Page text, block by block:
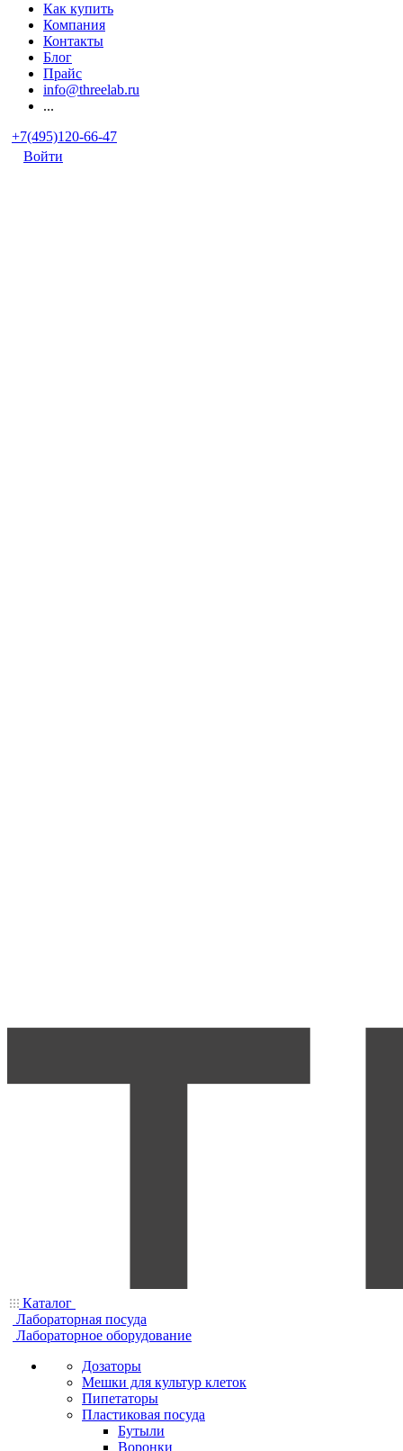
Как купить
Компания
Контакты
Блог
Прайс
info@threelab.ru
...
+7(495)120-66-47
Войти
Каталог
Лабораторная посуда
Лабораторное оборудование
Дозаторы
Мешки для культур клеток
Пипетаторы
Пластиковая посуда
Бутыли
Воронки